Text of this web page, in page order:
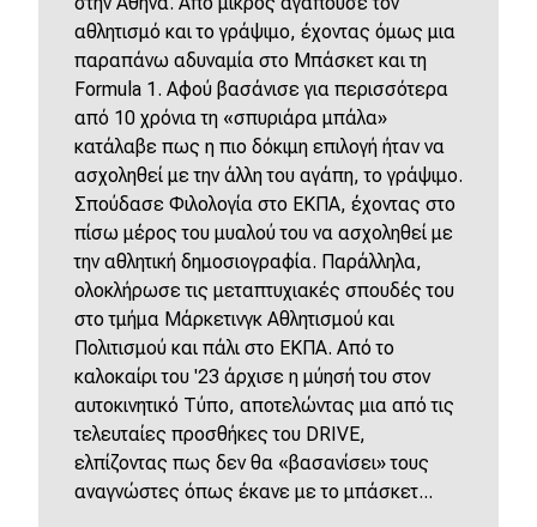
αθλητισμό και το γράψιμο, έχοντας όμως μια
παραπάνω αδυναμία στο Μπάσκετ και τη
Formula 1. Αφού βασάνισε για περισσότερα
από 10 χρόνια τη «σπυριάρα μπάλα»
κατάλαβε πως η πιο δόκιμη επιλογή ήταν να
ασχοληθεί με την άλλη του αγάπη, το γράψιμο.
Σπούδασε Φιλολογία στο ΕΚΠΑ, έχοντας στο
πίσω μέρος του μυαλού του να ασχοληθεί με
την αθλητική δημοσιογραφία. Παράλληλα,
ολοκλήρωσε τις μεταπτυχιακές σπουδές του
στο τμήμα Μάρκετινγκ Αθλητισμού και
Πολιτισμού και πάλι στο ΕΚΠΑ. Από το
καλοκαίρι του '23 άρχισε η μύησή του στον
αυτοκινητικό Τύπο, αποτελώντας μια από τις
τελευταίες προσθήκες του DRIVE,
ελπίζοντας πως δεν θα «βασανίσει» τους
αναγνώστες όπως έκανε με το μπάσκετ...